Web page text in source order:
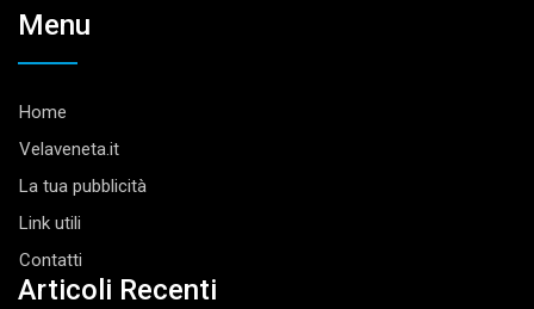
Menu
Home
Velaveneta.it
La tua pubblicità
Link utili
Contatti
Articoli Recenti